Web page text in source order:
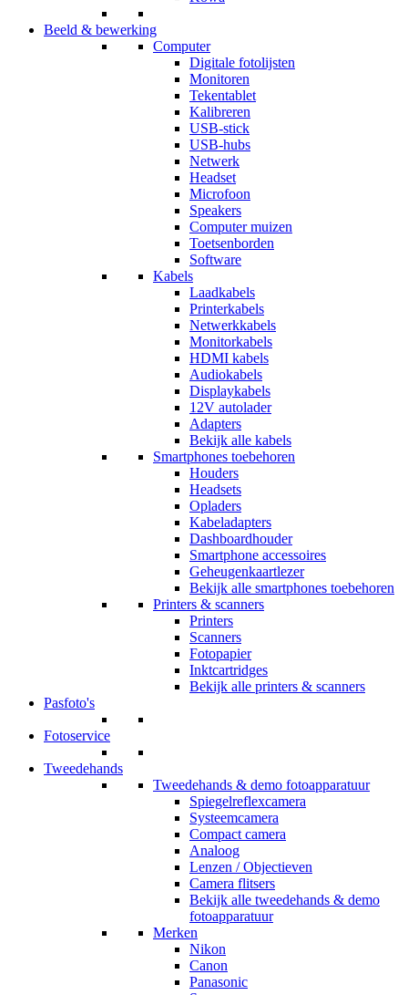
Beeld & bewerking
Computer
Digitale fotolijsten
Monitoren
Tekentablet
Kalibreren
USB-stick
USB-hubs
Netwerk
Headset
Microfoon
Speakers
Computer muizen
Toetsenborden
Software
Kabels
Laadkabels
Printerkabels
Netwerkkabels
Monitorkabels
HDMI kabels
Audiokabels
Displaykabels
12V autolader
Adapters
Bekijk alle kabels
Smartphones toebehoren
Houders
Headsets
Opladers
Kabeladapters
Dashboardhouder
Smartphone accessoires
Geheugenkaartlezer
Bekijk alle smartphones toebehoren
Printers & scanners
Printers
Scanners
Fotopapier
Inktcartridges
Bekijk alle printers & scanners
Pasfoto's
Fotoservice
Tweedehands
Tweedehands & demo fotoapparatuur
Spiegelreflexcamera
Systeemcamera
Compact camera
Analoog
Lenzen / Objectieven
Camera flitsers
Bekijk alle tweedehands & demo
fotoapparatuur
Merken
Nikon
Canon
Panasonic